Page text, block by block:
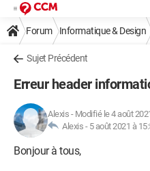
Forum Informatique & Design
Sujet Précédent
Erreur header
Alexis - Modifié le 4 août
Alexis - 5 août 2021 à
Bonjour à tous,